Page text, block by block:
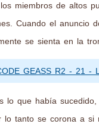
miembros de altos
Cuando el anuncio
se sienta en la
lo que había
tanto se corona a si